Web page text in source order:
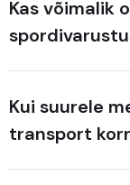
Kas võimalik
Kui suurele
transport